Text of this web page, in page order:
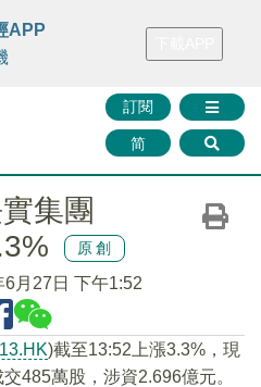
FINMETA 財華證券 媒體矩陣
訂閱
简
APP
集團
原創
6月27日 下午1:52
)截至13:52上漲3.3%，現
485萬股，涉資2.696億元。